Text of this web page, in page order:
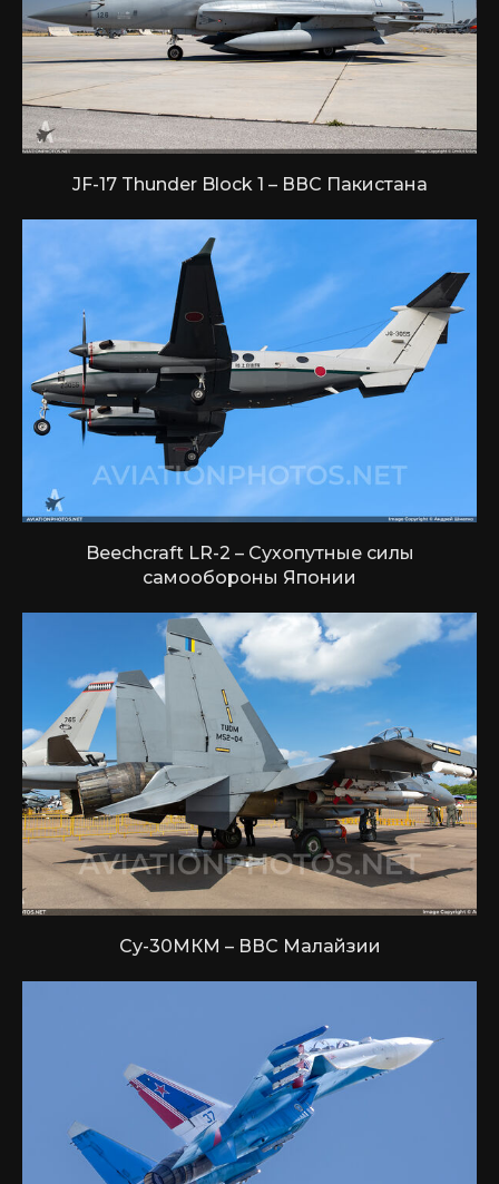
JF-17 Thunder Block 1 – ВВС Пакистана
Beechcraft LR-2 – Сухопутные силы
самообороны Японии
Су-30МКМ – ВВС Малайзии